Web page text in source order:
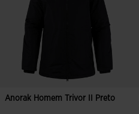
Anorak Homem Trivor II Preto